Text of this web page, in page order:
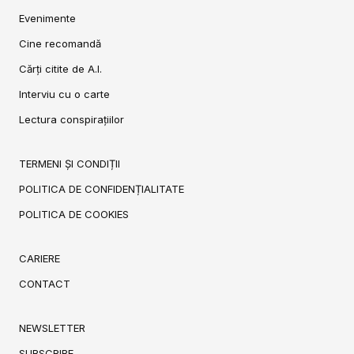
Evenimente
Cine recomandă
Cărți citite de A.I.
Interviu cu o carte
Lectura conspirațiilor
TERMENI ȘI CONDIȚII
POLITICA DE CONFIDENȚIALITATE
POLITICA DE COOKIES
CARIERE
CONTACT
NEWSLETTER